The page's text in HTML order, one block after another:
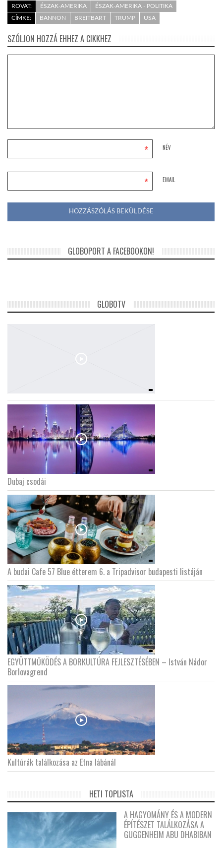
ROVAT: ÉSZAK-AMERIKA
ÉSZAK-AMERIKA - POLITIKA
CÍMKE:
BANNON BREITBART TRUMP USA
SZÓLJON HOZZÁ EHHEZ A CIKKHEZ
NÉV
*
EMAIL
*
GLOBOPORT A FACEBOOKON!
GLOBOTV
Dubaj csodái
A budai Cafe 57 Blue étterem 6. a Tripadvisor budapesti listáján
EGYÜTTMŰKÖDÉS A BORKULTÚRA FEJLESZTÉSÉBEN – István Nádor
Borlovagrend
Kultúrák találkozása az Etna lábánál
HETI TOPLISTA
A HAGYOMÁNY ÉS A MODERN
ÉPÍTÉSZET TALÁLKOZÁSA A
GUGGENHEIM ABU DHABIBAN